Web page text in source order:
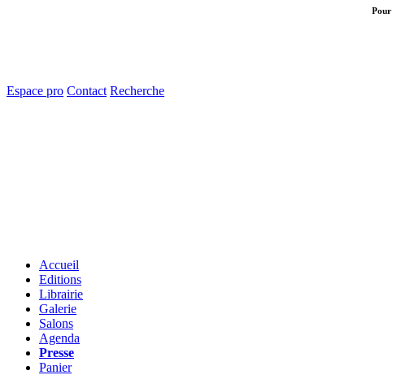
Pour
Espace pro Contact Recherche
Accueil
Editions
Librairie
Galerie
Salons
Agenda
Presse
Panier